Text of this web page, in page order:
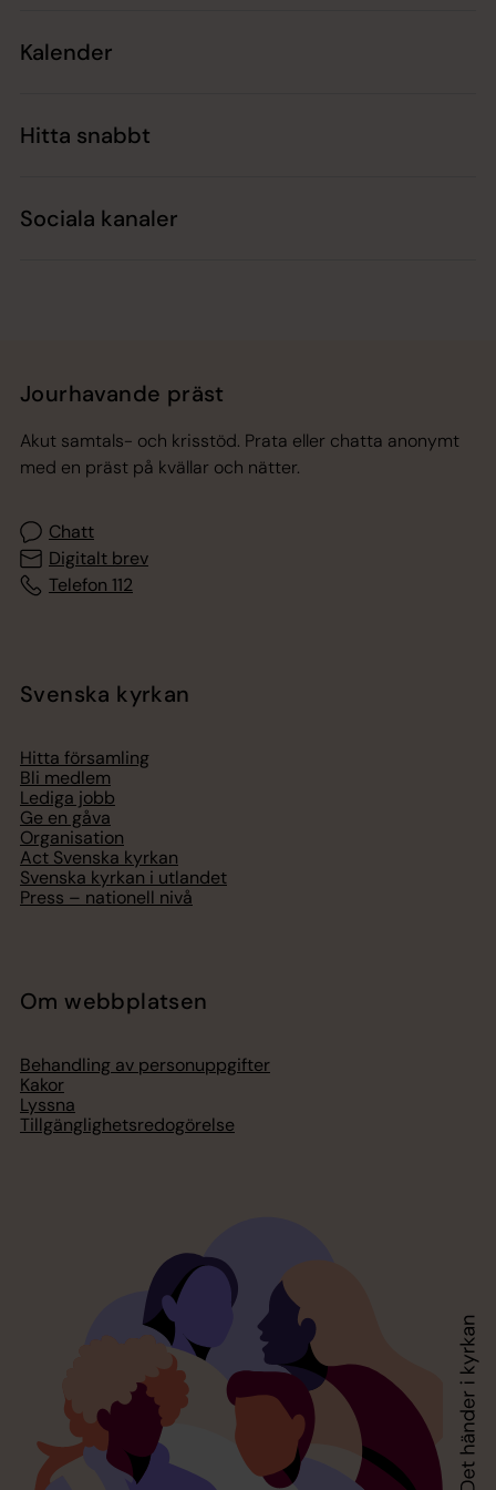
Kalender
Hitta snabbt
Sociala kanaler
Jourhavande präst
Akut samtals- och krisstöd. Prata eller chatta anonymt
med en präst på kvällar och nätter.
Chatt
Digitalt brev
Telefon 112
Svenska kyrkan
Hitta församling
Bli medlem
Lediga jobb
Ge en gåva
Organisation
Act Svenska kyrkan
Svenska kyrkan i utlandet
Press – nationell nivå
Om webbplatsen
Behandling av personuppgifter
Kakor
Lyssna
Tillgänglighetsredogörelse